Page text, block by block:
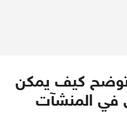
توضح كيف يمكن
في المنشآت